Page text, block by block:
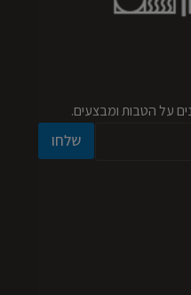
על הטבות ומבצעים.
שלחו